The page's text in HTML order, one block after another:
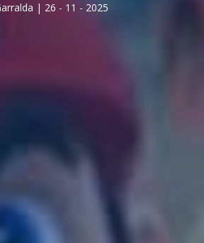
| 26 - 11 - 2025